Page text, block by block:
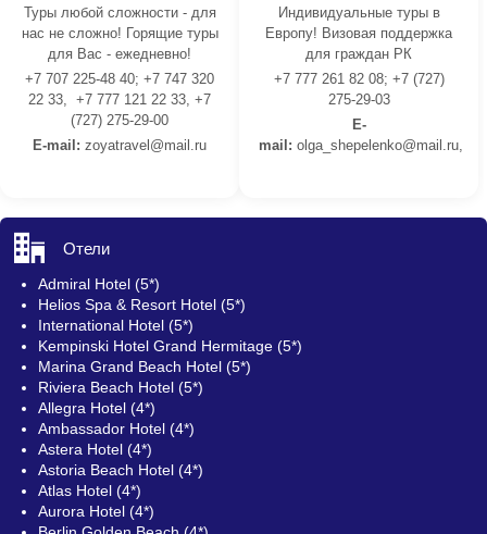
Туры любой сложности - для
нас не сложно! Горящие туры
для Вас - ежедневно!
+7 707 225-48 40; +7 747 320
22 33, +7 777 121 22 33, +7
(727) 275-29-00
E-mail: zoyatravel@mail.ru
Индивидуальные туры в
Европу! Визовая поддержка
для граждан РК
+7 777 261 82 08; +7 (727)
275-29-03
E-
mail: olga_shepelenko@mail.ru,
Отели
Admiral Hotel (5*)
Helios Spa & Resort Hotel (5*)
International Hotel (5*)
Kempinski Hotel Grand Hermitage (5*)
Marina Grand Beach Hotel (5*)
Riviera Beach Hotel (5*)
Allegra Hotel (4*)
Ambassador Hotel (4*)
Astera Hotel (4*)
Astoria Beach Hotel (4*)
Atlas Hotel (4*)
Aurora Hotel (4*)